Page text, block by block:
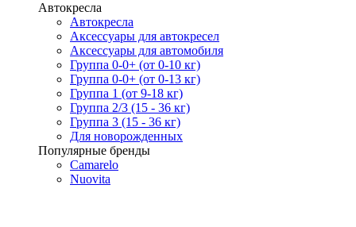
Автокресла
Автокресла
Аксессуары для автокресел
Аксессуары для автомобиля
Группа 0-0+ (от 0-10 кг)
Группа 0-0+ (от 0-13 кг)
Группа 1 (от 9-18 кг)
Группа 2/3 (15 - 36 кг)
Группа 3 (15 - 36 кг)
Для новорожденных
Популярные бренды
Camarelo
Nuovita